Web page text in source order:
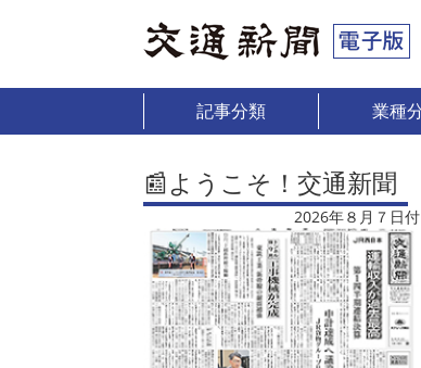
記事分類 業種
📰ようこそ！交通新聞
2026年８月７日付